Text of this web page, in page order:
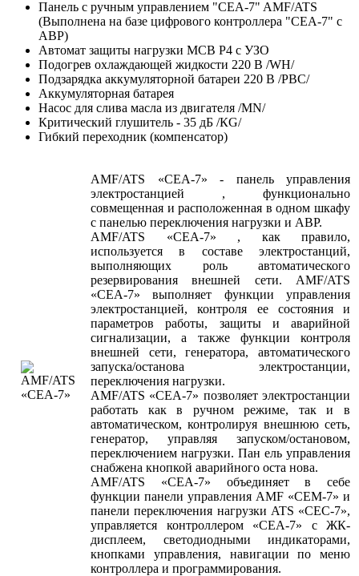
Панель с ручным управлением "СЕA-7" AMF/ATS
(Выполнена на базе цифрового контроллера "СЕA-7" c
АВР)
Автомат защиты нагрузки MCB P4 с УЗО
Подогрев охлаждающей жидкости 220 В /WH/
Подзарядка аккумуляторной батареи 220 В /PBC/
Аккумуляторная батарея
Насос для слива масла из двигателя /MN/
Критический глушитель - 35 дБ /КG/
Гибкий переходник (компенсатор)
AMF/ATS «СЕА-7» - панель управления
электростанцией , функционально
совмещенная и расположенная в одном шкафу
с панелью переключения нагрузки и АВР.
AMF/ATS «СЕА-7» , как правило,
используется в составе электростанций,
выполняющих роль автоматического
резервирования внешней сети. AMF/ATS
«СЕА-7» выполняет функции управления
электростанцией, контроля ее состояния и
параметров работы, защиты и аварийной
сигнализации, а также функции контроля
внешней сети, генератора, автоматического
запуска/останова электростанции,
переключения нагрузки.
AMF/ATS «СЕА-7» позволяет электростанции
работать как в ручном режиме, так и в
автоматическом, контролируя внешнюю сеть,
генератор, управляя запуском/остановом,
переключением нагрузки. Пан ель управления
снабжена кнопкой аварийного оста нова.
AMF/ATS «СЕА-7» объединяет в себе
функции панели управления AMF «СЕМ-7» и
панели переключения нагрузки ATS «СЕС-7»,
управляется контроллером «СЕА-7» с ЖК-
дисплеем, светодиодными индикаторами,
кнопками управления, навигации по меню
контроллера и программирования.